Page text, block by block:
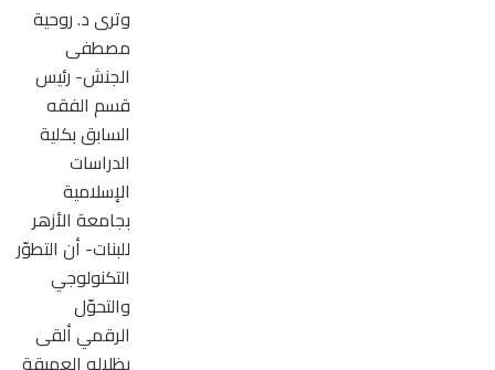
وترى د. روحية
مصطفى
الجنش- رئيس
قسم الفقه
السابق بكلية
الدراسات
الإسلامية
بجامعة الأزهر
للبنات- أن التطوّر
التكنولوجي
والتحوّل
الرقمي ألقى
بظلاله العميقة